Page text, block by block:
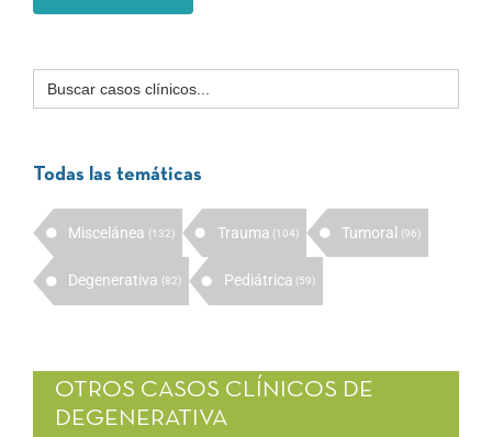
Buscar:
Todas las temáticas
Miscelánea (132) Trauma (104) Tumoral (96)
Degenerativa (82) Pediátrica (59)
OTROS CASOS CLÍNICOS DE
DEGENERATIVA